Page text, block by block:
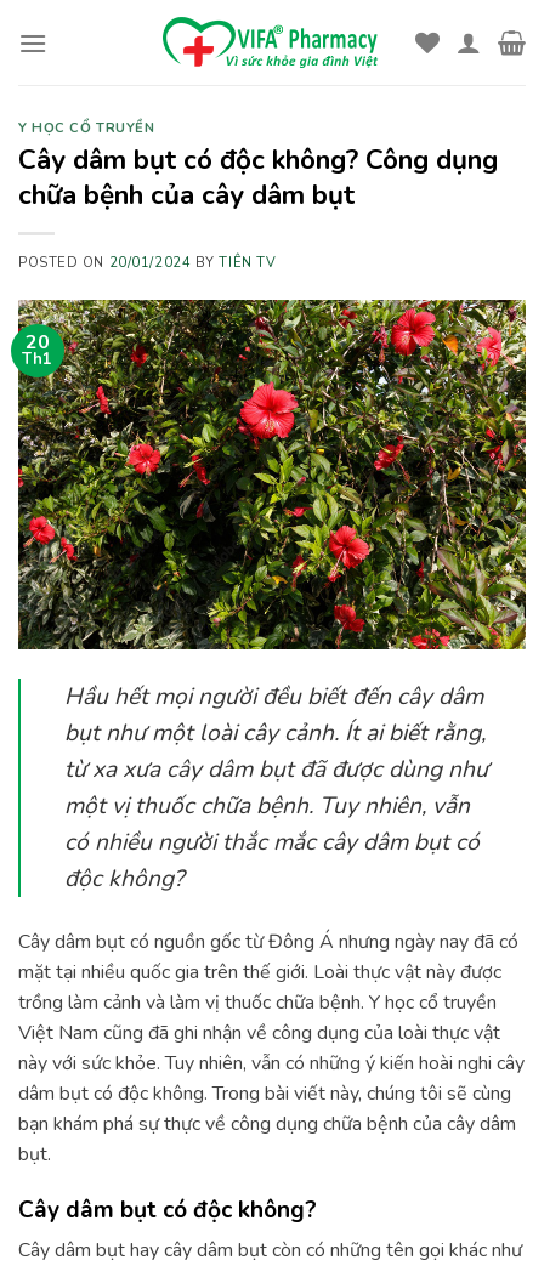
Y HỌC CỔ TRUYỀN
Cây dâm bụt có độc không? Công dụng
chữa bệnh của cây dâm bụt
POSTED ON 20/01/2024 BYTIÊN TV
20
Th1
Hầu hết mọi người đều biết đến cây dâm
bụt như một loài cây cảnh. Ít ai biết rằng,
từ xa xưa cây dâm bụt đã được dùng như
một vị thuốc chữa bệnh. Tuy nhiên, vẫn
có nhiều người thắc mắc cây dâm bụt có
độc không?
Cây dâm bụt có nguồn gốc từ Đông Á nhưng ngày nay đã có
mặt tại nhiều quốc gia trên thế giới. Loài thực vật này được
trồng làm cảnh và làm vị thuốc chữa bệnh. Y học cổ truyền
Việt Nam cũng đã ghi nhận về công dụng của loài thực vật
này với sức khỏe. Tuy nhiên, vẫn có những ý kiến hoài nghi cây
dâm bụt có độc không. Trong bài viết này, chúng tôi sẽ cùng
bạn khám phá sự thực về công dụng chữa bệnh của cây dâm
bụt.
Cây dâm bụt có độc không?
Cây dâm bụt hay cây dâm bụt còn có những tên gọi khác như